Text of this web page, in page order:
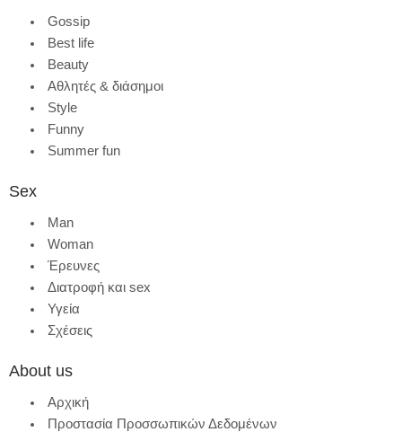
Gossip
Best life
Beauty
Αθλητές & διάσημοι
Style
Funny
Summer fun
Sex
Man
Woman
Έρευνες
Διατροφή και sex
Υγεία
Σχέσεις
About us
Αρχική
Προστασία Προσσωπικών Δεδομένων